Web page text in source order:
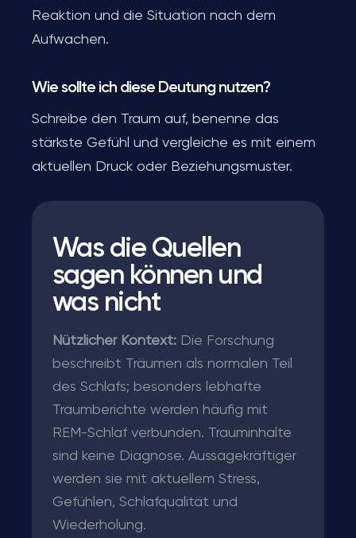
Reaktion und die Situation nach dem
Aufwachen.
Wie sollte ich diese Deutung nutzen?
Schreibe den Traum auf, benenne das
stärkste Gefühl und vergleiche es mit einem
aktuellen Druck oder Beziehungsmuster.
Was die Quellen
sagen können und
was nicht
Nützlicher Kontext: Die Forschung
beschreibt Träumen als normalen Teil
des Schlafs; besonders lebhafte
Traumberichte werden häufig mit
REM-Schlaf verbunden. Trauminhalte
sind keine Diagnose. Aussagekräftiger
werden sie mit aktuellem Stress,
Gefühlen, Schlafqualität und
Wiederholung.